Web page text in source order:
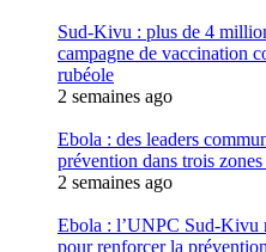
Sud-Kivu : plus de 4
campagne de vaccination
rubéole
2 semaines ago
Ebola : des leaders
prévention dans trois
2 semaines ago
Ebola : l’UNPC Sud-Kivu
pour renforcer la prévention